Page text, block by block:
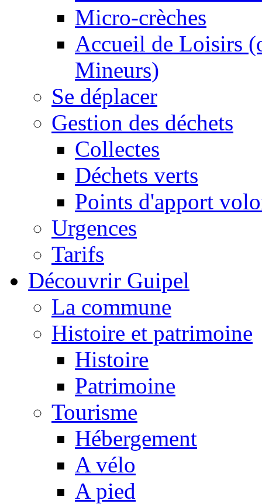
Micro-crèches
Accueil de Loisirs
Mineurs)
Se déplacer
Gestion des déchets
Collectes
Déchets verts
Points d'apport
Urgences
Tarifs
Découvrir Guipel
La commune
Histoire et patrimoine
Histoire
Patrimoine
Tourisme
Hébergement
A vélo
A pied